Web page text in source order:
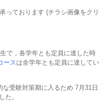
っております (チラシ画像をクリ
で，各学年とも定員に達した時
ースは全学年とも定員に達してい
受験対策期に入るため 7月31日
た。